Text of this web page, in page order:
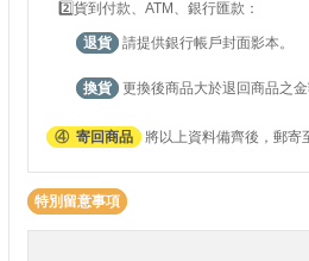
2️⃣貨到付款、ATM、銀行匯款：
退貨 請提供銀行帳戶封面影本。
換貨 更換後商品大於退回商品之
④ 寄回商品 將以上資料備齊後，郵寄
特別留意事項